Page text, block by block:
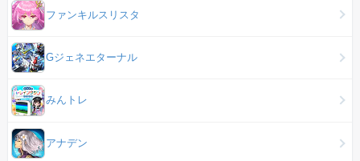
ファンキルスリスタ
Gジェネエターナル
みんトレ
アナデン